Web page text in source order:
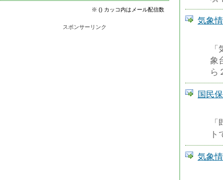
気象
象
ら
国民
気象
※ () カッコ内はメール配信数
スポンサーリンク